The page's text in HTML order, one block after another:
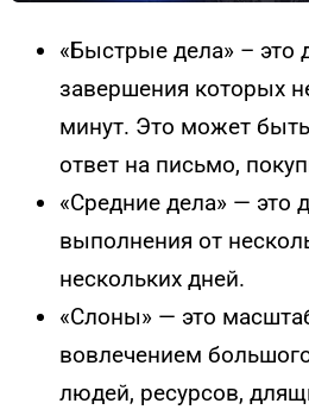
«Быстрые дела» – это
завершения которых
минут. Это может
ответ на письмо,
«Средние дела» — это
выполнения от
нескольких дней.
«Слоны» — это
вовлечением
людей, ресурсов,